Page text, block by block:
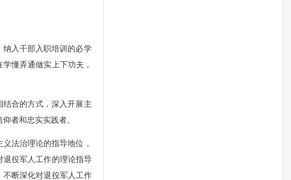
入干部入职培训的必学
懂弄通做实上下功夫，
合的方式，深入开展主
者和忠实实践者。
法治理论的指导地位，
退役军人工作的理论指导
不断深化对退役军人工作